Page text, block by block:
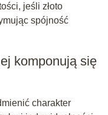
jeśli złoto
spójność
komponują się
charakter